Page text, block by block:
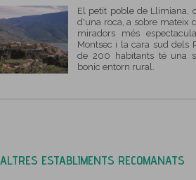
El petit poble de Llimiana,
d'una roca, a sobre mateix
miradors més
Montsec i la cara sud dels
de 200 habitants té una
bonic entorn rural.
ALTRES ESTABLIMENTS RECOMANATS